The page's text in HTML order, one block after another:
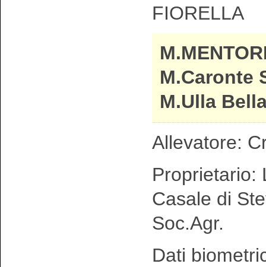
FIORELLA
M.Caronte
M.Ulla
Allevatore:
Proprietario:
Casale di
Soc.Agr.
Dati